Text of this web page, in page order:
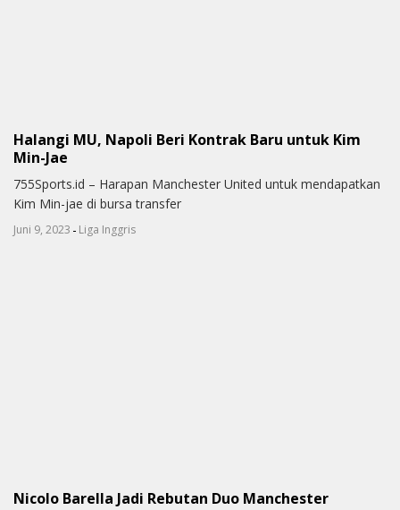
Halangi MU, Napoli Beri Kontrak Baru untuk Kim
Min-Jae
755Sports.id – Harapan Manchester United untuk mendapatkan
Kim Min-jae di bursa transfer
Juni 9, 2023 - Liga Inggris
Nicolo Barella Jadi Rebutan Duo Manchester